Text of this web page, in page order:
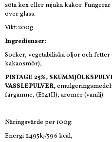
söta kex eller mjuka kakor.
över glass.
Vikt:200g
Ingredienser:
Socker, vegetabiliska oljor och
kakaosmör),
PISTAGE 25%,
VASSLEPULVER,
färgämne, (E141II), aromer (vanilj).
Näringsvärde per 100g:
Energi 2495kj/596 kcal,